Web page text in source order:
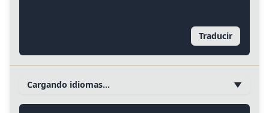
Traducir
Cargando idiomas…